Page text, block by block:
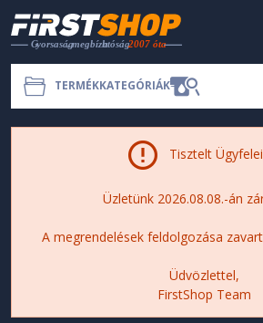
TERMÉKKATEGÓRIÁK
Tisztelt
Üzletünk 2026.08.08.-án
A megrendelések feldolgozása
Üdvözlettel,
FirstShop Team